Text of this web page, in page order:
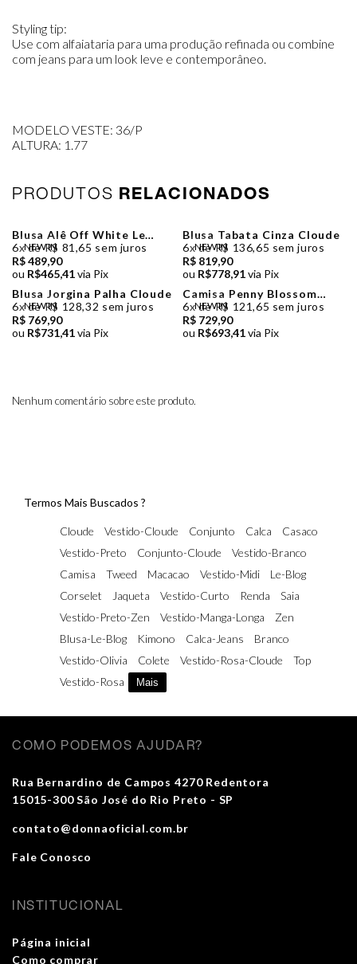
Styling tip:
Use com alfaiataria para uma produção refinada ou combine
com jeans para um look leve e contemporâneo.
MODELO VESTE: 36/P
ALTURA: 1.77
PRODUTOS RELACIONADOS
NEW IN
Blusa Alê Off White Le
Blog
6x de R$ 81,65 sem juros
R$ 489,90
ou R$465,41via Pix
NEW IN
Blusa Tabata Cinza Cloude
6x de R$ 136,65 sem juros
R$ 819,90
ou R$778,91via Pix
NEW IN
Blusa Jorgina Palha Cloude
6x de R$ 128,32 sem juros
R$ 769,90
ou R$731,41via Pix
NEW IN
Camisa Penny Blossom
Estampada Cloude
6x de R$ 121,65 sem juros
R$ 729,90
ou R$693,41via Pix
Nenhum comentário sobre este produto.
Termos Mais Buscados ?
Cloude Vestido-Cloude Conjunto Calca
Casaco
Vestido-Preto
Conjunto-Cloude
Vestido-Branco
Camisa
Tweed Macacao Vestido-Midi
Le-Blog
Corselet
Jaqueta Vestido-Curto Renda
Saia
Vestido-Preto-Zen
Vestido-Manga-Longa
Zen
Blusa-Le-Blog
Kimono Calca-Jeans
Branco
Vestido-Olivia
Colete Vestido-Rosa-Cloude
Top
Vestido-Rosa
Mais
COMO PODEMOS AJUDAR?
Rua Bernardino de Campos 4270 Redentora
15015-300 São José do Rio Preto - SP
contato@donnaoficial.com.br
Fale Conosco
INSTITUCIONAL
Página inicial
Como comprar